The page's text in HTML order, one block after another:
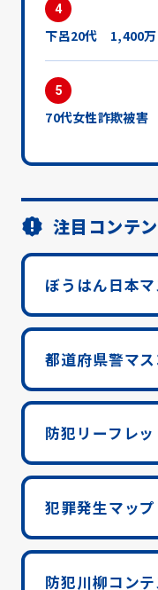
4
下呂20代 1,400
5
70代女性詐欺被
注目コンテ
ぼうはん日本
都道府県警マ
防犯リーフレッ
犯罪発生マップ
防犯川柳コンテ